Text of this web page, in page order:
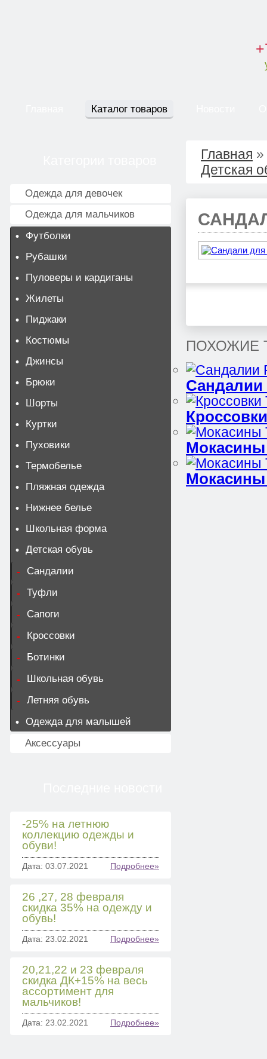
Каталог товаров
Главная »
Детская
ПОХОЖИЕ
Сандалии
Мокасины
Мокасины
Одежда для девочек
Одежда для мальчиков
Футболки
Рубашки
Пуловеры и кардиганы
Жилеты
Пиджаки
Костюмы
Джинсы
Брюки
Шорты
Куртки
Пуховики
Термобелье
Пляжная одежда
Нижнее белье
Школьная форма
Детская обувь
Сандалии
Туфли
Сапоги
Кроссовки
Ботинки
Школьная обувь
Летняя обувь
Одежда для малышей
Аксессуары
-25% на летнюю
коллекцию одежды и
обуви!
Дата: 03.07.2021 Подробнее»
26 ,27, 28 февраля
скидка 35% на одежду и
обувь!
Дата: 23.02.2021 Подробнее»
20,21,22 и 23 февраля
скидка ДК+15% на весь
ассортимент для
мальчиков!
Дата: 23.02.2021 Подробнее»